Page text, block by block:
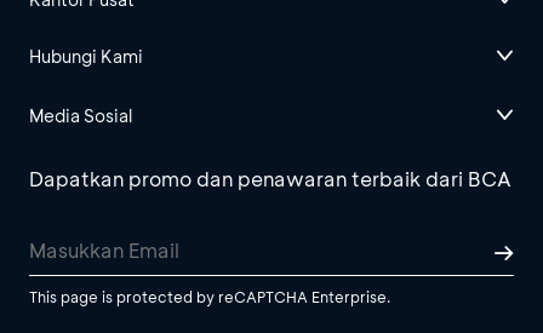
Hubungi Kami
Media Sosial
Dapatkan promo dan penawaran terbaik dari BCA
This page is protected by reCAPTCHA Enterprise.